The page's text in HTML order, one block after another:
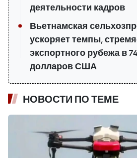
деятельности кадров
Вьетнамская
ускоряет темпы,
экспортного рубежа в
долларов США
НОВОСТИ ПО ТЕМЕ